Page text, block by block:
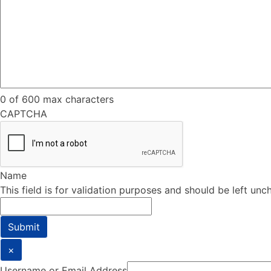
0 of 600 max characters
CAPTCHA
Name
This field is for validation purposes and should be left
×